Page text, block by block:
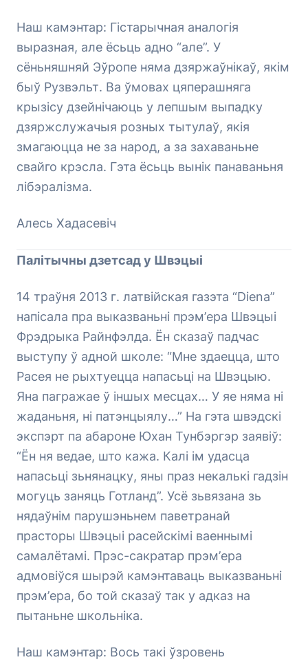
Наш камэнтар: Гістарычная аналогія
выразная, але ёсьць адно “але”. У
сёньняшняй Эўропе няма дзяржаўнікаў, якім
быў Рузвэльт. Ва ўмовах цяперашняга
крызісу дзейнічаюць у лепшым выпадку
дзяржслужачыя розных тытулаў, якія
змагаюцца не за народ, а за захаваньне
свайго крэсла. Гэта ёсьць вынік панаваньня
лібэралізма.
Алесь Хадасевіч
Палітычны дзетсад у Швэцыі
14 траўня 2013 г. латвійская газэта “Diena”
напісала пра выказваньні прэм’ера Швэцыі
Фрэдрыка Райнфэлда. Ён сказаў падчас
выступу ў адной школе: “Мне здаецца, што
Расея не рыхтуецца напасьці на Швэцыю.
Яна пагражае ў іншых месцах… У яе няма ні
жаданьня, ні патэнцыялу…” На гэта швэдскі
экспэрт па абароне Юхан Тунбэргэр заявіў:
“Ён ня ведае, што кажа. Калі ім удасца
напасьці зьнянацку, яны праз некалькі гадзін
могуць заняць Готланд”. Усё зьвязана зь
нядаўнім парушэньнем паветранай
прасторы Швэцыі расейскімі ваеннымі
самалётамі. Прэс-сакратар прэм’ера
адмовіўся шырэй камэнтаваць выказваньні
прэм’ера, бо той сказаў так у адказ на
пытаньне школьніка.
Наш камэнтар: Вось такі ўзровень